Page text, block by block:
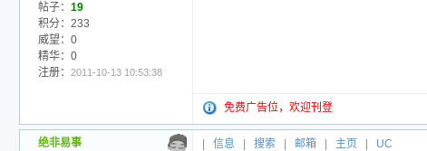
帖子： 19
积分：233
威望：0
精华：0
注册：
2011-10-13 10:53:38
免费广告位，欢迎刊登
绝非易事 信息 搜索 邮箱 主页 UC